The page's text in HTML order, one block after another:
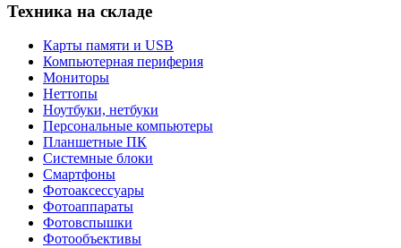
Техника на складе
Карты памяти и USB
Компьютерная периферия
Мониторы
Неттопы
Ноутбуки, нетбуки
Персональные компьютеры
Планшетные ПК
Системные блоки
Смартфоны
Фотоаксессуары
Фотоаппараты
Фотовспышки
Фотообъективы